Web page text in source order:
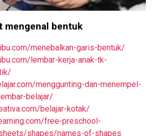
mengenal bentuk
menebalkan-garis-bentuk/
lembar-kerja-anak-tk-
menggunting-dan-menempel-
belajar/
belajar-kotak/
free-preschool-
shapes/names-of-shapes